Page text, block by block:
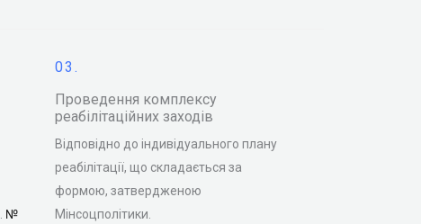
№
03.
Проведення комплексу
реабілітаційних заходів
Відповідно до індивідуального плану
реабілітації, що складається за
формою, затвердженою
Мінсоцполітики.